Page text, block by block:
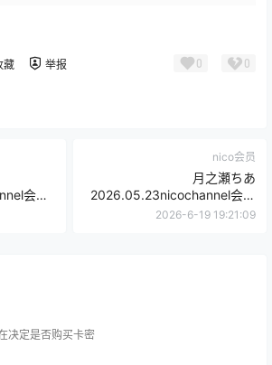
藏 举报 0 0
会员
nico会员
月之瀬ちあ
2026.05.23nicochannel会员
限定
2026-6-19 19:21:09
决定是否购买卡密